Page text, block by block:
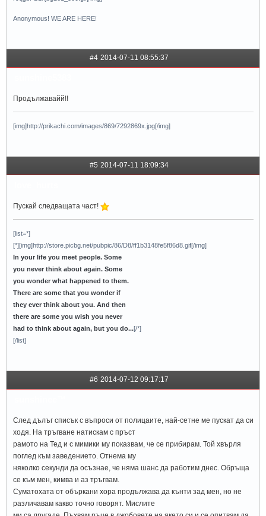
Anonymous! WE ARE HERE!
#4 2014-07-11 08:55:37
Продължавайй!!
[img]http://prikachi.com/images/869/7292869x.jpg[/img]
#5 2014-07-11 18:09:34
Пускай следващата част!
[list=*]
[*][img]http://store.picbg.net/pubpic/86/D8/ff1b3148fe5f86d8.gif[/img]
In your life you meet people. Some
you never think about again. Some
you wonder what happened to them.
There are some that you wonder if
they ever think about you. And then
there are some you wish you never
had to think about again, but you do...[/*]
[/list]
#6 2014-07-12 09:17:17
След дълъг списък с въпроси от полицаите, най-сетне ме пускат да си
ходя. На тръгване натискам с пръст
рамото на Тед и с мимики му показвам, че се прибирам. Той хвърля
поглед към заведението. Отнема му
няколко секунди да осъзнае, че няма шанс да работим днес. Обръща
се към мен, кимва и аз тръгвам.
Суматохата от объркани хора продължава да кънти зад мен, но не
различавам какво точно говорят. Мислите